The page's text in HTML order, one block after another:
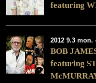
featuring
2012 9.3 mon.
BOB
featuring